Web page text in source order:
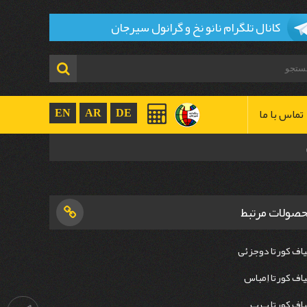
کانال تلگرام نانو نخ و گرانول سیرجان
تماس با ما EN AR DE
مرتبط
کورتا دوجزئی
کورتا اِمباس